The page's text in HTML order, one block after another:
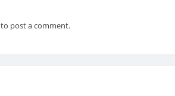
to post a comment.